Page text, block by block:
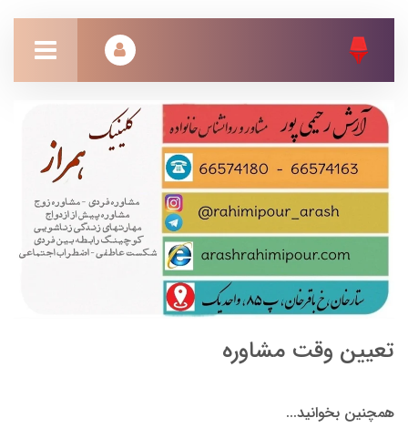
تعیین وقت مشاوره
همچنین بخوانید...